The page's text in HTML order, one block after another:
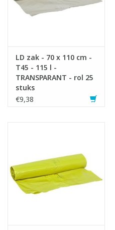
LD zak - 70 x 110 cm -
T45 - 115 l -
TRANSPARANT - rol 25
stuks
€9,38